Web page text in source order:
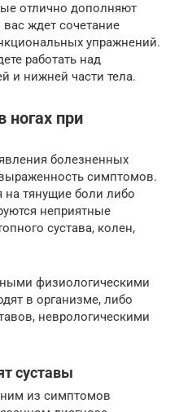
отлично дополняют
вас ждет сочетание
упражнений.
работать над
и нижней части тела.
ногах при
болезненных
симптомов.
на тянущие боли либо
неприятные
сустава, колен,
физиологическими
в организме, либо
неврологическими
суставы
из симптомов